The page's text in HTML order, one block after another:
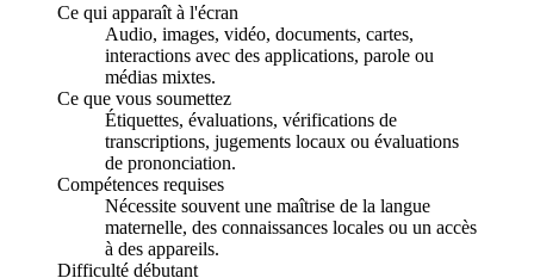
Ce qui apparaît à l'écran
Audio, images, vidéo, documents, cartes,
interactions avec des applications, parole ou
médias mixtes.
Ce que vous soumettez
Étiquettes, évaluations, vérifications de
transcriptions, jugements locaux ou évaluations
de prononciation.
Compétences requises
Nécessite souvent une maîtrise de la langue
maternelle, des connaissances locales ou un accès
à des appareils.
Difficulté débutant